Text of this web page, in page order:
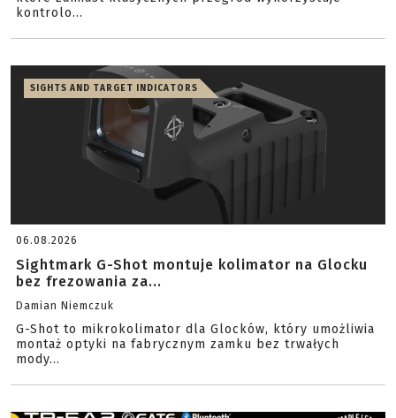
kontrolo...
SIGHTS AND TARGET INDICATORS
06.08.2026
Sightmark G-Shot montuje kolimator na Glocku
bez frezowania za...
Damian Niemczuk
G-Shot to mikrokolimator dla Glocków, który umożliwia
montaż optyki na fabrycznym zamku bez trwałych
mody...